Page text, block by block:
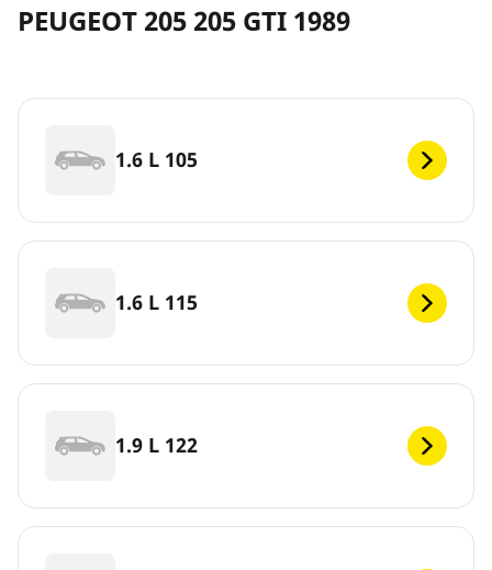
PEUGEOT 205 205 GTI 1989
1.6 L 105
1.6 L 115
1.9 L 122